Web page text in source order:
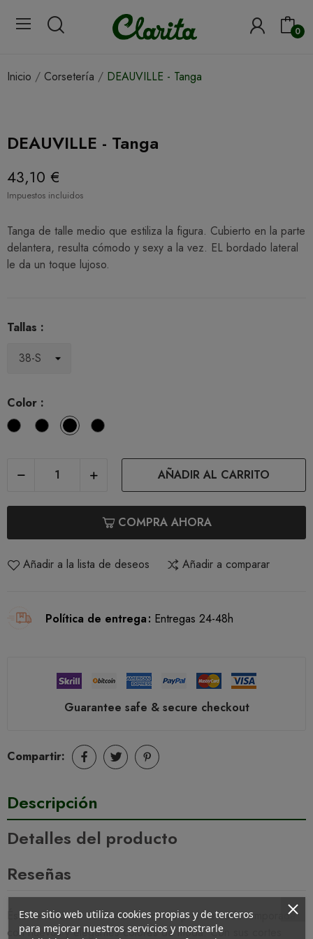
0
Inicio Corsetería DEAUVILLE - Tanga
DEAUVILLE - Tanga
43,10 €
Impuestos incluidos
Tanga de talle medio que estiliza la figura. Cubierto en la parte
delantera, resulta cómodo y sexy a la vez. EL bordado lateral
le da un toque lujoso.
Tallas :
Color :
BlancoNegroNaturalCafe
Leche
AÑADIR AL CARRITO
COMPRA AHORA
Añadir a la lista de deseos Añadir a comparar
Política de entrega Entregas 24-48h
Guarantee safe & secure checkout
Compartir:
Descripción
Detalles del producto
Reseñas
Ésta serie icono de Prima Donna sorprende cada temporada
con nuevos y elegantes colores de moda. Con sus cortes
Este sitio web utiliza cookies propias y de terceros
para mejorar nuestros servicios y mostrarle